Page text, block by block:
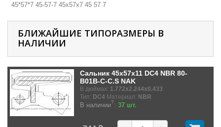
45*57*7 45-57-7 45х57х7 45 57 7
БЛИЖАЙШИЕ ТИПОРАЗМЕРЫ В
НАЛИЧИИ
Сальник 45x57x11 DC4 NBR 80-
B01B-C-C.S NAK
В дюймах: 1.772x2.244x0.433
Тип: DC4 Материал: NBR
В наличии?: 37 шт.